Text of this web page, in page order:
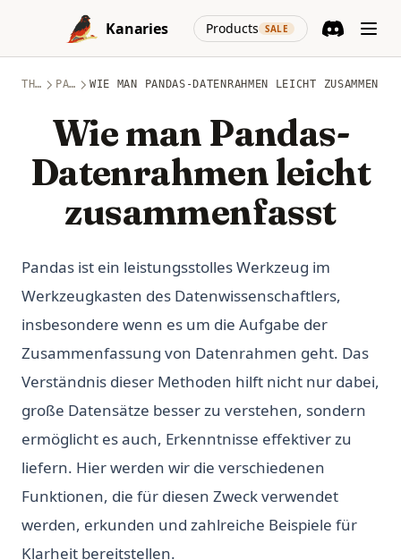
Skip to content
Kanaries
Products SALE
(opens in a
THEMEN PANDAS WIE MAN PANDAS-DATENRAHMEN LEICHT
Wie man Pandas-
Datenrahmen leicht
zusammenfasst
Pandas ist ein leistungsstolles Werkzeug im
Werkzeugkasten des Datenwissenschaftlers,
insbesondere wenn es um die Aufgabe der
Zusammenfassung von Datenrahmen geht. Das
Verständnis dieser Methoden hilft nicht nur dabei,
große Datensätze besser zu verstehen, sondern
ermöglicht es auch, Erkenntnisse effektiver zu
liefern. Hier werden wir die verschiedenen
Funktionen, die für diesen Zweck verwendet
werden, erkunden und zahlreiche Beispiele für
Klarheit bereitstellen.